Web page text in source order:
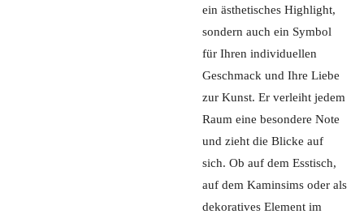
ein ästhetisches Highlight,
sondern auch ein Symbol
für Ihren individuellen
Geschmack und Ihre Liebe
zur Kunst. Er verleiht jedem
Raum eine besondere Note
und zieht die Blicke auf
sich. Ob auf dem Esstisch,
auf dem Kaminsims oder als
dekoratives Element im